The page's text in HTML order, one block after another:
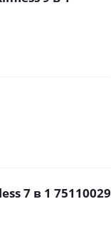
7 в 1 75110029